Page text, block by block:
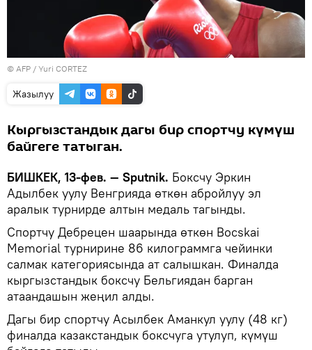
© AFP / Yuri CORTEZ
Жазылуу
Кыргызстандык дагы бир спортчу күмүш
байгеге татыган.
БИШКЕК, 13-фев. — Sputnik. Боксчу Эркин
Адылбек уулу Венгрияда өткөн абройлуу эл
аралык турнирде алтын медаль тагынды.
Спортчу Дебрецен шаарында өткөн Bocskai
Memorial турнирине 86 килограммга чейинки
салмак категориясында ат салышкан. Финалда
кыргызстандык боксчу Бельгиядан барган
атаандашын жеңил алды.
Дагы бир спортчу Асылбек Аманкул уулу (48 кг)
финалда казакстандык боксчуга утулуп, күмүш